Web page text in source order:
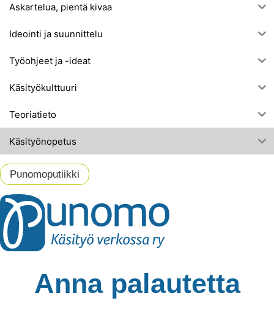
Askartelua, pientä kivaa
Ideointi ja suunnittelu
Työohjeet ja -ideat
Käsityökulttuuri
Teoriatieto
Käsityönopetus
Punomoputiikki
Anna palautetta